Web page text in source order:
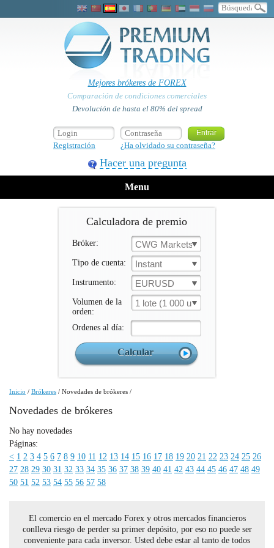
Mejores brókeres de FOREX
Comparación de condiciones comerciales
Devolución de hasta el 80% del spread
Registración ¿Ha olvidado su contraseña?
Hacer una pregunta
Menu
Calculadora de premio
Bróker: CWG Markets
Tipo de cuenta: Instant
Instrumento: EURUSD
Volumen de la
orden:
1 lote (1 000 un.)
Ordenes al día:
Inicio / Brókeres / Novedades de brókeres /
Novedades de brókeres
No hay novedades
Páginas:
< 1 2 3 4 5 6 7 8 9 10 11 12 13 14 15 16 17 18 19 20 21 22 23 24 25 26
27 28 29 30 31 32 33 34 35 36 37 38 39 40 41 42 43 44 45 46 47 48 49
50 51 52 53 54 55 56 57 58
El comercio en el mercado Forex y otros mercados financieros
conlleva riesgo de perder su primer depósito, por eso no puede ser
conveniente para cada inversor. Usted debe estar al tanto de todos